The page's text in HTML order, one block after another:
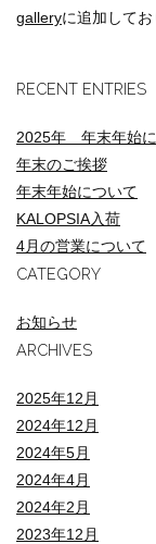
galleryに追加して
RECENT ENTRIES
2025年 年末年始
年末のご挨拶
年末年始について
KALOPSIA入荷
4月の営業について
CATEGORY
お知らせ
ARCHIVES
2025年12月
2024年12月
2024年5月
2024年4月
2024年2月
2023年12月